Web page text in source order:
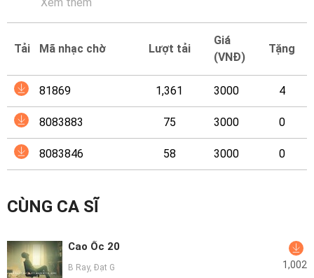
Funring
Nghiệp
Tải Mã nhạc chờ Lượt tải
Giá
(VNĐ)
Tặng
81869 1,361 3000 4
8083883 75 3000 0
8083846 58 3000 0
CÙNG CA SĨ
Cao Ốc 20
B Ray, Đạt G 1,002